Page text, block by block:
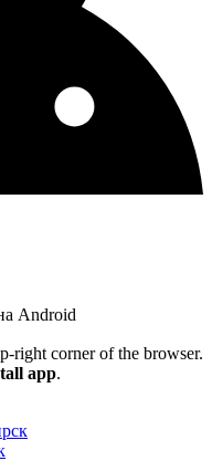
Android
right corner of the browser.
app.